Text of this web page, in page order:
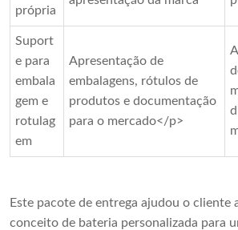
própria
Suport
e para
embala
gem e
rotulag
em
Apresentação de
embalagens, rótulos de
produtos e documentação
para o mercado</p>
Este pacote de entrega ajudou o cliente
conceito de bateria personalizada para